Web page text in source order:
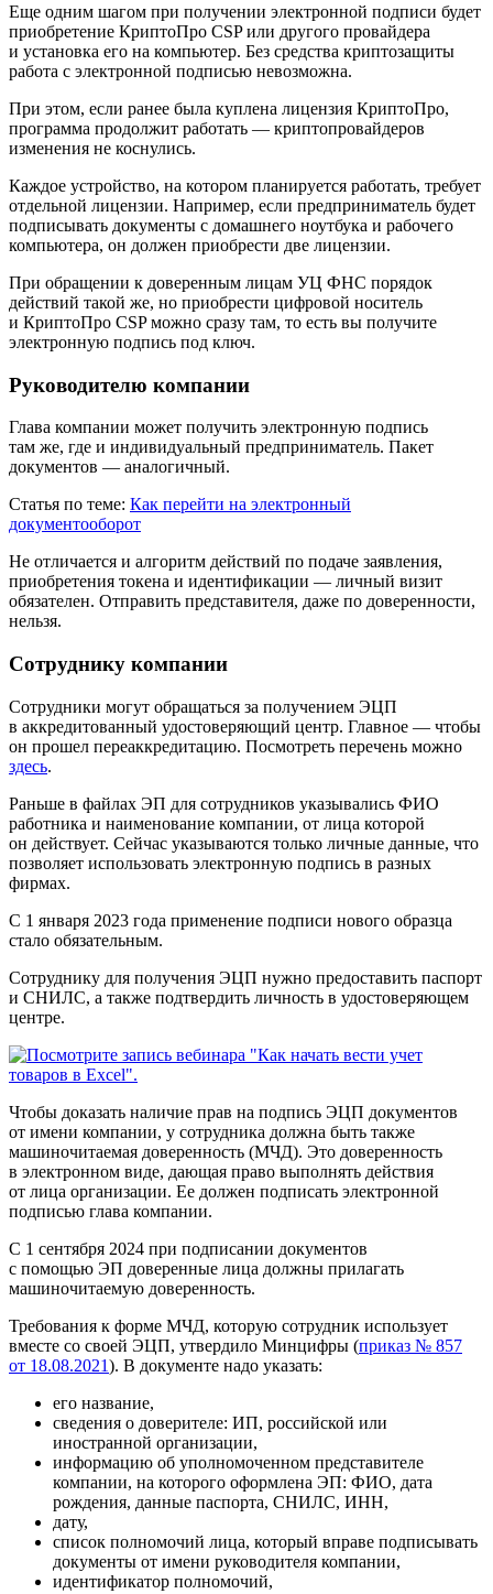
Еще одним шагом при получении электронной подписи будет
приобретение КриптоПро CSP или другого провайдера
и установка его на компьютер. Без средства криптозащиты
работа с электронной подписью невозможна.
При этом, если ранее была куплена лицензия КриптоПро,
программа продолжит работать — криптопровайдеров
изменения не коснулись.
Каждое устройство, на котором планируется работать, требует
отдельной лицензии. Например, если предприниматель будет
подписывать документы с домашнего ноутбука и рабочего
компьютера, он должен приобрести две лицензии.
При обращении к доверенным лицам УЦ ФНС порядок
действий такой же, но приобрести цифровой носитель
и КриптоПро CSP можно сразу там, то есть вы получите
электронную подпись под ключ.
Руководителю компании
Глава компании может получить электронную подпись
там же, где и индивидуальный предприниматель. Пакет
документов — аналогичный.
Статья по теме: Как перейти на электронный
документооборот
Не отличается и алгоритм действий по подаче заявления,
приобретения токена и идентификации — личный визит
обязателен. Отправить представителя, даже по доверенности,
нельзя.
Сотруднику компании
Сотрудники могут обращаться за получением ЭЦП
в аккредитованный удостоверяющий центр. Главное — чтобы
он прошел переаккредитацию. Посмотреть перечень можно
здесь.
Раньше в файлах ЭП для сотрудников указывались ФИО
работника и наименование компании, от лица которой
он действует. Сейчас указываются только личные данные, что
позволяет использовать электронную подпись в разных
фирмах.
С 1 января 2023 года применение подписи нового образца
стало обязательным.
Сотруднику для получения ЭЦП нужно предоставить паспорт
и СНИЛС, а также подтвердить личность в удостоверяющем
центре.
Чтобы доказать наличие прав на подпись ЭЦП документов
от имени компании, у сотрудника должна быть также
машиночитаемая доверенность (МЧД). Это доверенность
в электронном виде, дающая право выполнять действия
от лица организации. Ее должен подписать электронной
подписью глава компании.
С 1 сентября 2024 при подписании документов
с помощью ЭП доверенные лица должны прилагать
машиночитаемую доверенность.
Требования к форме МЧД, которую сотрудник использует
вместе со своей ЭЦП, утвердило Минцифры (приказ № 857
от 18.08.2021). В документе надо указать:
его название,
сведения о доверителе: ИП, российской или
иностранной организации,
информацию об уполномоченном представителе
компании, на которого оформлена ЭП: ФИО, дата
рождения, данные паспорта, СНИЛС, ИНН,
дату,
список полномочий лица, который вправе подписывать
документы от имени руководителя компании,
идентификатор полномочий,